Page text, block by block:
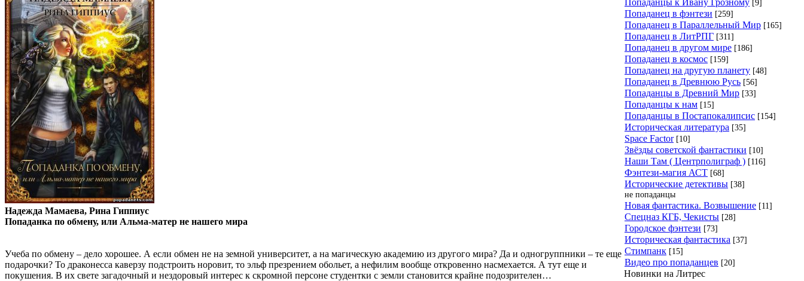
Надежда Мамаева, Рина Гиппиус
Попаданка по обмену, или Альма-матер не нашего мира
Учеба по обмену – дело хорошее. А если обмен не на земной университет, а на магическую академию из другого мира? Да и одногруппники – те еще
подарочки? То драконесса каверзу подстроить норовит, то эльф презрением обольет, а нефилим вообще откровенно насмехается. А тут еще и
покушения. В их свете загадочный и нездоровый интерес к скромной персоне студентки с земли становится крайне подозрителен…
[9]
Попаданец в фэнтези [259]
Попаданец в Параллельный Мир [165]
Попаданец в ЛитРПГ [311]
Попаданец в другом мире [186]
Попаданец в космос [159]
Попаданец на другую планету [48]
Попаданец в Древнюю Русь [56]
Попаданцы в Древний Мир [33]
Попаданцы к нам [15]
Попаданцы в Постапокалипсис [154]
Историческая литература [35]
Space Factor [10]
Звёзды советской фантастики [10]
Наши Там ( Центрполиграф ) [116]
Фэнтези-магия АСТ [68]
Исторические детективы [38]
не попаданцы
Новая фантастика. Возвышение [11]
Спецназ КГБ, Чекисты [28]
Городское фэнтези [73]
Историческая фантастика [37]
Стимпанк [15]
Видео про попаданцев [20]
Новинки на Литрес